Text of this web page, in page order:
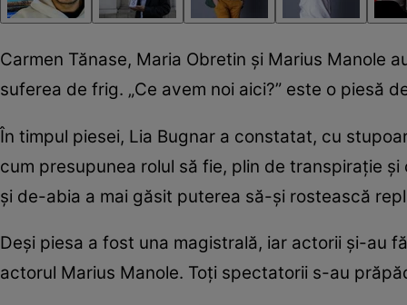
Carmen Tănase, Maria Obretin și Marius Manole
suferea de frig. „Ce avem noi aici?” este o piesă
În timpul piesei, Lia Bugnar a constatat, cu
cum presupunea rolul să fie, plin de transpirație
și de-abia a mai găsit puterea să-și rostească
Deși piesa a fost una magistrală, iar actorii și-au
actorul Marius Manole. Toți spectatorii s-au